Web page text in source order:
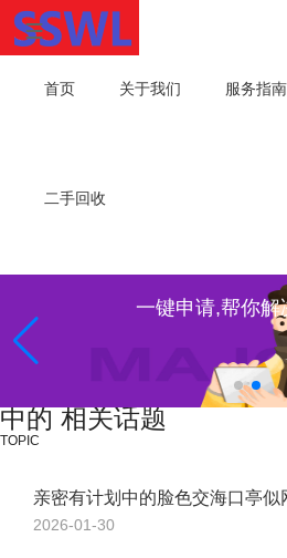
首页 关于我们 服务指南
二手回收
一键申请,帮你解
中的 相关话题
TOPIC
亲密有计划中的脸色交海口亭
2026-01-30